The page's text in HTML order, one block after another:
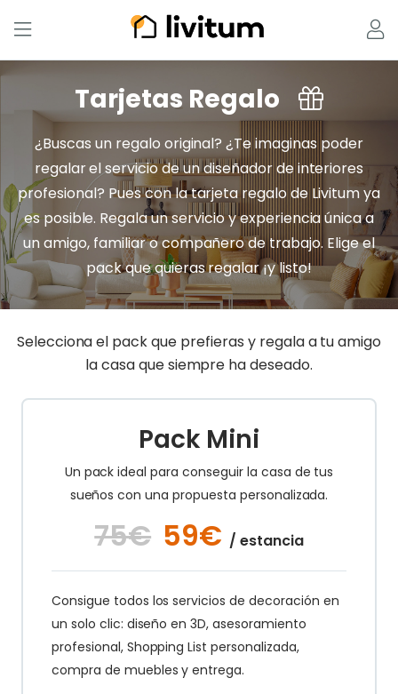
Tarjetas Regalo
¿Buscas un regalo original? ¿Te imaginas poder
regalar el servicio de un diseñador de interiores
profesional? Pues con la tarjeta regalo de Livitum ya
es posible. Regala un servicio y experiencia única a
un amigo, familiar o compañero de trabajo. Elige el
pack que quieras regalar ¡y listo!
Selecciona el pack que prefieras y regala a tu amigo
la casa que siempre ha deseado.
Pack Mini
Un pack ideal para conseguir la casa de tus
sueños con una propuesta personalizada.
75€ 59€ / estancia
Consigue todos los servicios de decoración en
un solo clic: diseño en 3D, asesoramiento
profesional, Shopping List personalizada,
compra de muebles y entrega.